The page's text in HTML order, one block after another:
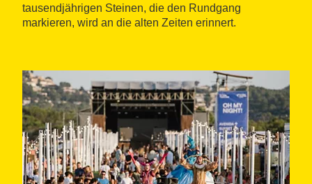
tausendjährigen Steinen, die den Rundgang
markieren, wird an die alten Zeiten erinnert.